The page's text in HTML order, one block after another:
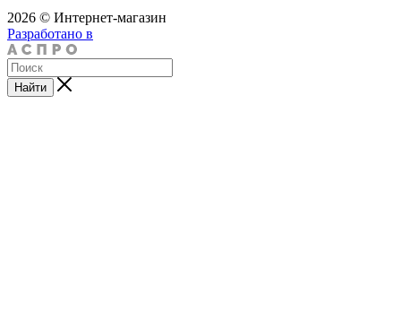
2026 © Интернет-магазин
Разработано в
Найти